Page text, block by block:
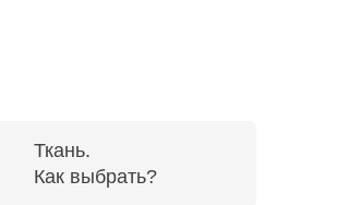
Ткань.
Как выбрать?